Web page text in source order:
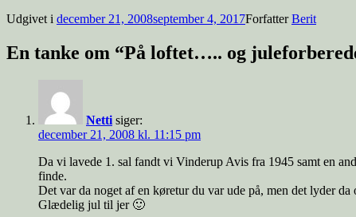
Udgivet i december 21, 2008september 4, 2017ForfatterBerit
En tanke om “På loftet….. og
Netti siger:
december 21, 2008 kl. 11:15 pm
Da vi lavede 1. sal fandt vi Vinderup Avis fra 1945 samt en
finde.
Det var da noget af en køretur du var ude på, men det lyder
Glædelig jul til jer 🙂